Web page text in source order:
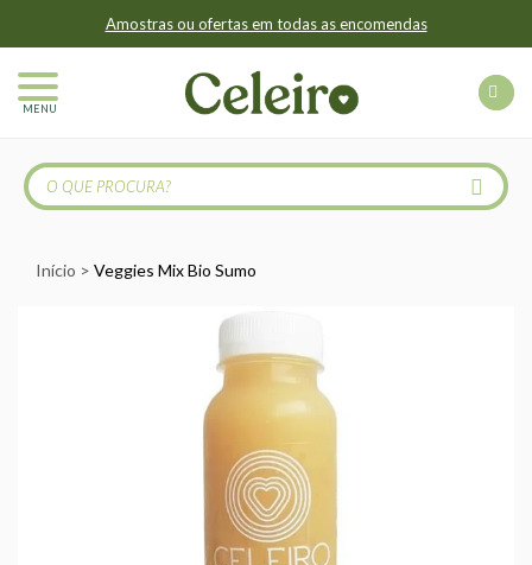
Amostras ou ofertas em todas as encomendas
MENU
Início Veggies Mix Bio Sumo